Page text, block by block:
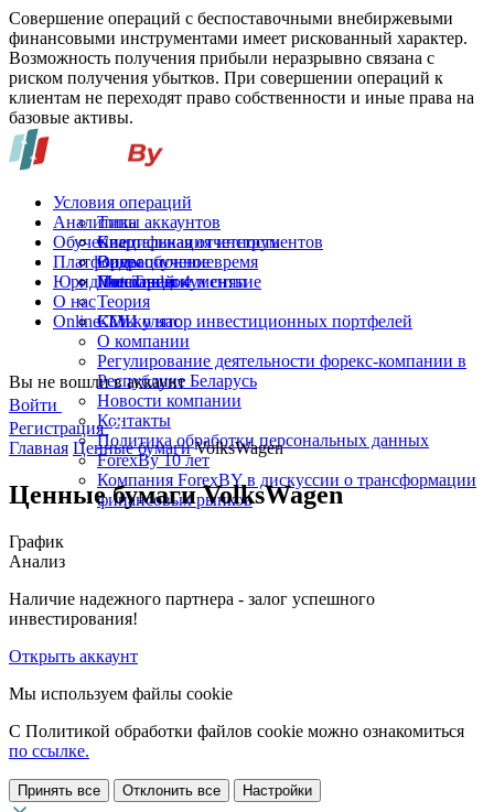
Совершение операций с беспоставочными внебиржевыми
финансовыми инструментами имеет рискованный характер.
Возможность получения прибыли неразрывно связана с
риском получения убытков. При совершении операций к
клиентам не переходят право собственности и иные права на
базовые активы.
Условия операций
Типы аккаунтов
Спецификация инструментов
Операционное время
Пополнение и снятие
Аналитика
Квартальная отчетность
Обучение
Видеообучение
Глоссарий
Теория
Калькулятор инвестиционных портфелей
Платформы
MetaTrader 4
Юридические документы
О нас
СМИ о нас
О компании
Регулирование деятельности форекс-компании в
Республике Беларусь
Новости компании
Контакты
Политика обработки персональных данных
ForexBy 10 лет
Компания ForexBY в дискуссии о трансформации
финансовых рынков
Online-TV
Вы не вошли в аккаунт
Войти
Регистрация
Главная Ценные бумаги VolksWagen
Ценные бумаги VolksWagen
График
Анализ
Наличие надежного партнера - залог успешного
инвестирования!
Открыть аккаунт
Мы используем файлы cookie
С Политикой обработки файлов cookie можно ознакомиться
по ссылке.
Принять все Отклонить все Настройки